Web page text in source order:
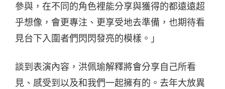
參與，在不同的角色裡能分享與獲得的都遠遠超
乎想像，會更專注、更享受地去準備，也期待看
見台下入圍者們閃閃發亮的模樣。」
談到表演內容，洪佩瑜解釋將會分享自己所看
見、感受到以及和我們一起擁有的。去年大放異